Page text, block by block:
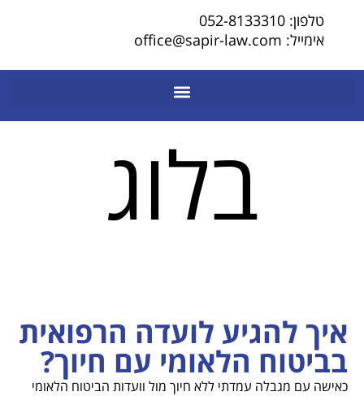
טלפון: 052-8133310
אימייל: office@sapir-law.com
בלוג
איך להגיע לועדה הרפואית
בביטוח הלאומי עם חיוך?
כאישה עם מגבלה עמדתי ללא חיוך מול וועדות הביטוח הלאומי